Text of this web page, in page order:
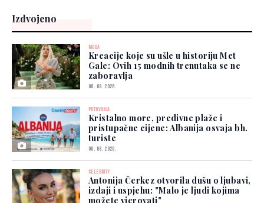
Izdvojeno
MODA
Kreacije koje su ušle u historiju Met
Gale: Ovih 15 modnih trenutaka se ne
zaboravlja
06. 08. 2026.
PUTOVANJA
Kristalno more, predivne plaže i
pristupačne cijene: Albanija osvaja bh.
turiste
06. 08. 2026.
CELEBRITY
Antonija Čerkez otvorila dušu o ljubavi,
izdaji i uspjehu: "Malo je ljudi kojima
možete vjerovati"